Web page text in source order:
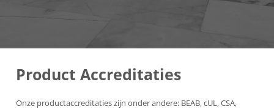
Product Accreditaties
Onze productaccreditaties zijn onder andere: BEAB, cUL, CSA,